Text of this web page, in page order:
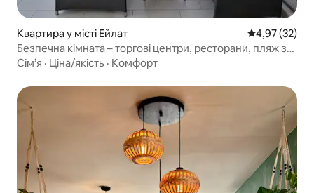
Квартира у місті Ейлат Середня
4,97 (32)
Безпечна кімната – торгові центри, ресторани, пляж за
5–10 хвилин
Сім’я · Ціна/якість · Комфорт